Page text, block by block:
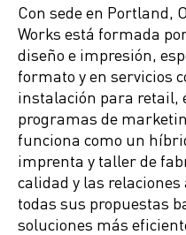
Con sede en Portland,
Works está formada
diseño e impresión,
formato y en servicios
instalación para retail,
programas de
funciona como un
imprenta y taller de
calidad y las
todas sus propuestas
soluciones más